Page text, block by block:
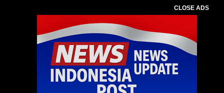
CLOSE ADS